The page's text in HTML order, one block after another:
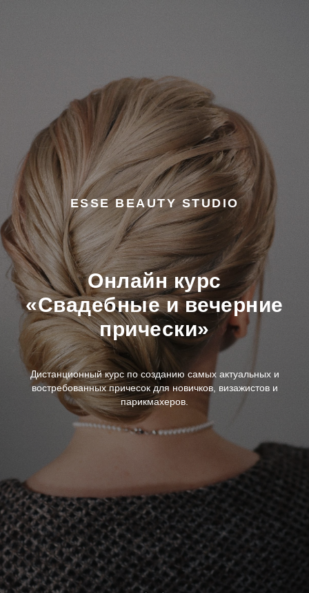
ESSE BEAUTY STUDIO
Онлайн курс
«Свадебные и вечерние
прически»
Дистанционный курс по созданию самых актуальных и
востребованных причесок для новичков, визажистов и
парикмахеров.